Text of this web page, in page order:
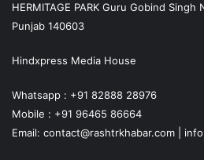
HERMITAGE PARK Guru Gobind Singh
Punjab 140603
Hindxpress Media House
Whatsapp : +91 82888 28976
Mobile : +91 96465 86664
Email: contact@rashtrkhabar.com |